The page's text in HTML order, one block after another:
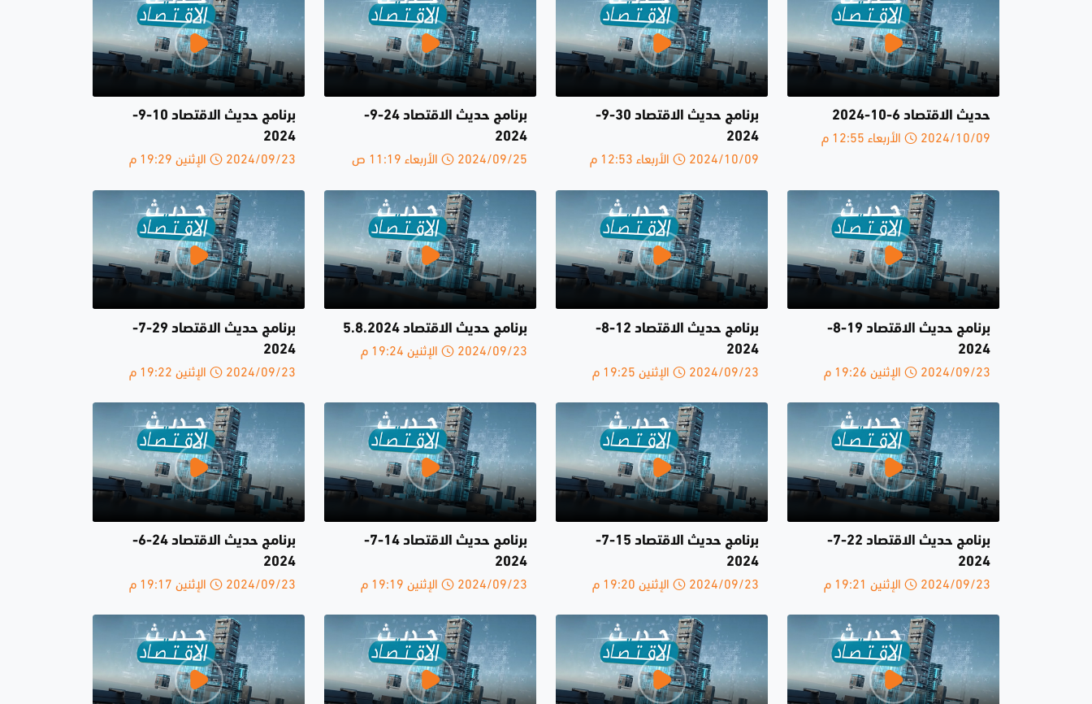
حديث الاقتصاد 6-10-2024
2024/10/09 الأربعاء 12:55 م
برنامج حديث الاقتصاد 30-9-
2024
2024/10/09 الأربعاء 12:53 م
برنامج حديث الاقتصاد 24-9-
2024
2024/09/25 الأربعاء 11:19 ص
برنامج حديث الاقتصاد 10-9-
2024
2024/09/23 الإثنين 19:29 م
برنامج حديث الاقتصاد 19-8-
2024
2024/09/23 الإثنين 19:26 م
برنامج حديث الاقتصاد 12-8-
2024
2024/09/23 الإثنين 19:25 م
برنامج حديث الاقتصاد 5.8.2024
2024/09/23 الإثنين 19:24 م
برنامج حديث الاقتصاد 29-7-
2024
2024/09/23 الإثنين 19:22 م
برنامج حديث الاقتصاد 22-7-
2024
2024/09/23 الإثنين 19:21 م
برنامج حديث الاقتصاد 15-7-
2024
2024/09/23 الإثنين 19:20 م
برنامج حديث الاقتصاد 14-7-
2024
2024/09/23 الإثنين 19:19 م
برنامج حديث الاقتصاد 24-6-
2024
2024/09/23 الإثنين 19:17 م